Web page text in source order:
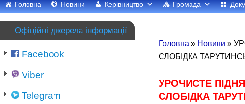
Головна Новини Керівництво Громада
Головна » Новини »
СЛОБІДКА
УРОЧИСТЕ
СЛОБІДКА
Офіційні джерела інформації
Facebook
Viber
Telegram